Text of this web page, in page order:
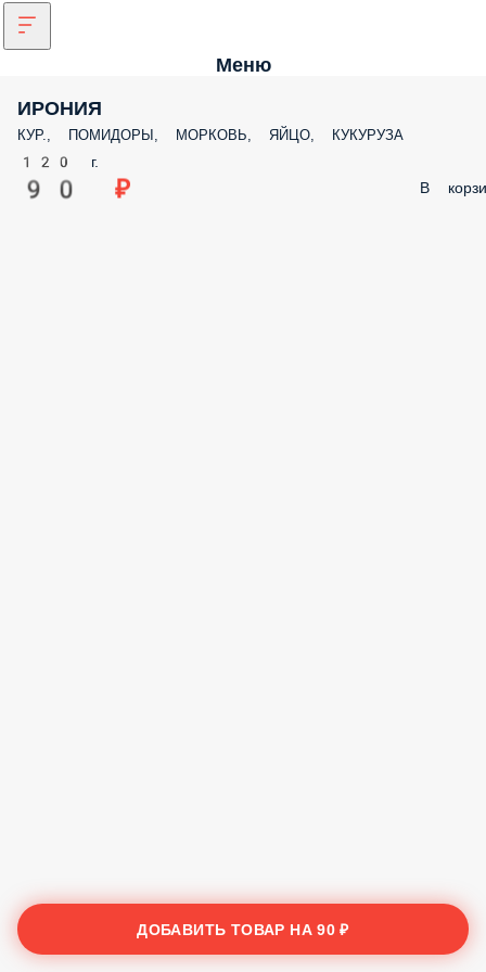
Меню
ИРОНИЯ
КУР., ПОМИДОРЫ, МОРКОВЬ, ЯЙЦО, КУКУРУЗА
120 г.
90 ₽ В
ДОБАВИТЬ ТОВАР НА90 ₽